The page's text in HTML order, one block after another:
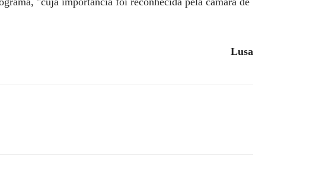
Lusa